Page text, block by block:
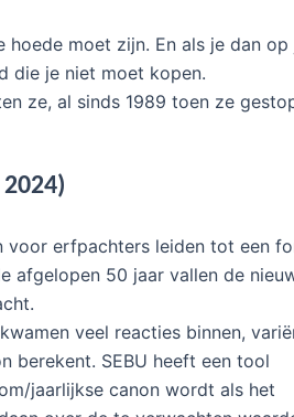
moet zijn. En als je dan op
die je niet moet kopen.
ze, al sinds 1989 toen ze
voor erfpachters leiden tot een
afgelopen 50 jaar vallen de
veel reacties binnen,
berekent. SEBU heeft een tool
jaarlijkse canon wordt als het